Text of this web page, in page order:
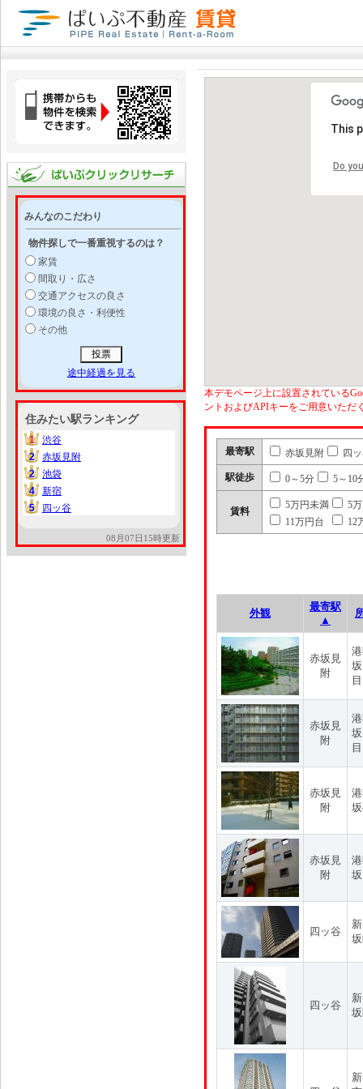
みんなのこだわり
物件探しで一番重視するのは？
家賃
間取り・広さ
交通アクセスの良さ
環境の良さ・利便性
その他
途中経過を見る
住みたい駅ランキング
1
1
渋谷
2
2
赤坂見附
2
2
池袋
4
4
新宿
5
5 四ッ谷
08月07日15時更新
This
Do
本デモページ上に設置されている
ントおよびAPIキーをご用意いただ
最寄駅 赤坂見附 四
駅徒歩 0～5分 5～10
賃料
5万円未満
5
11万円台
12
外観
最寄駅
▲
赤坂見
附
目
赤坂見
附
目
赤坂見
附
赤坂見
附
四ッ谷
四ッ谷